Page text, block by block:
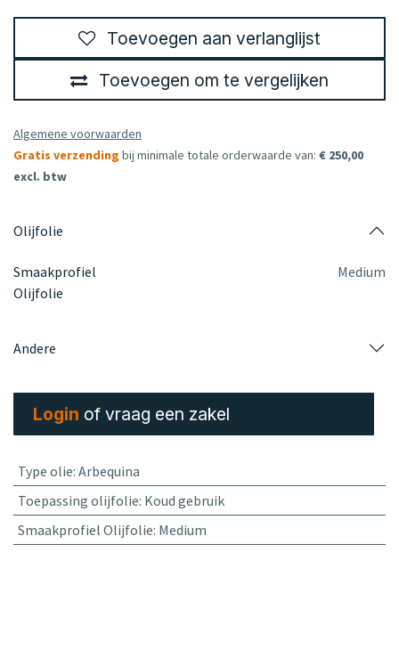
Toevoegen om te vergelijken
Toevoegen aan verlanglijst
Algemene voorwaarden
Gratis verzending bij minimale totale orderwaarde van: € 250,00
excl. btw
Olijfolie
Smaakprofiel
Olijfolie
Medium
Andere
Login of vraag een zakel
Type olie: Arbequina
Toepassing olijfolie: Koud gebruik
Smaakprofiel Olijfolie: Medium